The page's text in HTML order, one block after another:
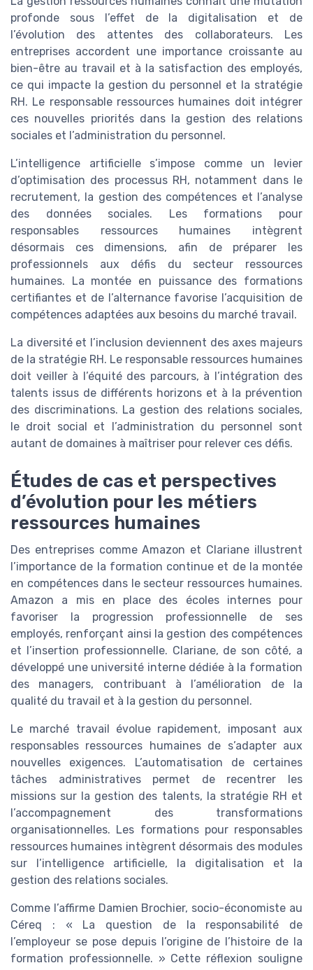
profonde sous l’effet de la digitalisation et de
l’évolution des attentes des collaborateurs. Les
entreprises accordent une importance croissante au
bien-être au travail et à la satisfaction des employés,
ce qui impacte la gestion du personnel et la stratégie
RH. Le responsable ressources humaines doit intégrer
ces nouvelles priorités dans la gestion des relations
sociales et l’administration du personnel.
L’intelligence artificielle s’impose comme un levier
d’optimisation des processus RH, notamment dans le
recrutement, la gestion des compétences et l’analyse
des données sociales. Les formations pour
responsables ressources humaines intègrent
désormais ces dimensions, afin de préparer les
professionnels aux défis du secteur ressources
humaines. La montée en puissance des formations
certifiantes et de l’alternance favorise l’acquisition de
compétences adaptées aux besoins du marché travail.
La diversité et l’inclusion deviennent des axes majeurs
de la stratégie RH. Le responsable ressources humaines
doit veiller à l’équité des parcours, à l’intégration des
talents issus de différents horizons et à la prévention
des discriminations. La gestion des relations sociales,
le droit social et l’administration du personnel sont
autant de domaines à maîtriser pour relever ces défis.
Études de cas et perspectives
d’évolution pour les métiers
ressources humaines
Des entreprises comme Amazon et Clariane illustrent
l’importance de la formation continue et de la montée
en compétences dans le secteur ressources humaines.
Amazon a mis en place des écoles internes pour
favoriser la progression professionnelle de ses
employés, renforçant ainsi la gestion des compétences
et l’insertion professionnelle. Clariane, de son côté, a
développé une université interne dédiée à la formation
des managers, contribuant à l’amélioration de la
qualité du travail et à la gestion du personnel.
Le marché travail évolue rapidement, imposant aux
responsables ressources humaines de s’adapter aux
nouvelles exigences. L’automatisation de certaines
tâches administratives permet de recentrer les
missions sur la gestion des talents, la stratégie RH et
l’accompagnement des transformations
organisationnelles. Les formations pour responsables
ressources humaines intègrent désormais des modules
sur l’intelligence artificielle, la digitalisation et la
gestion des relations sociales.
Comme l’affirme Damien Brochier, socio-économiste au
Céreq : « La question de la responsabilité de
l’employeur se pose depuis l’origine de l’histoire de la
formation professionnelle. » Cette réflexion souligne